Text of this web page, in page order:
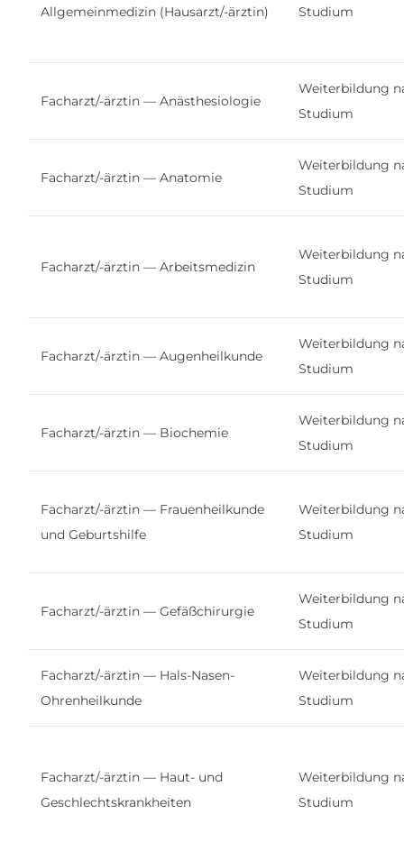
Allgemeinmedizin (Hausarzt/-ärztin)
Studium
Facharzt/-ärztin — Anästhesiologie
Weiterbildung
Studium
Facharzt/-ärztin — Anatomie
Weiterbildung
Studium
Facharzt/-ärztin — Arbeitsmedizin
Weiterbildung
Studium
Facharzt/-ärztin — Augenheilkunde
Weiterbildung
Studium
Facharzt/-ärztin — Biochemie
Weiterbildung
Studium
Facharzt/-ärztin — Frauenheilkunde
und Geburtshilfe
Weiterbildung
Studium
Facharzt/-ärztin — Gefäßchirurgie
Weiterbildung
Studium
Facharzt/-ärztin — Hals-Nasen-
Ohrenheilkunde
Weiterbildung
Studium
Facharzt/-ärztin — Haut- und
Geschlechtskrankheiten
Weiterbildung
Studium